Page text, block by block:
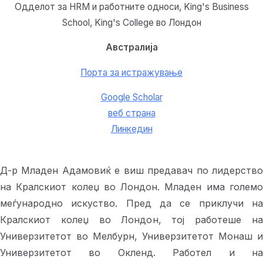
Одделот за HRM и работните односи, King's Business
School, King's College во Лондон
Австралија
Порта за истражување
Google Scholar
веб страна
Линкедин
Д-р Младен Адамовиќ е виш предавач по лидерство
на Кралскиот колеџ во Лондон. Младен има големо
меѓународно искуство. Пред да се приклучи на
Кралскиот колеџ во Лондон, тој работеше на
Универзитетот во Мелбурн, Универзитетот Монаш и
Универзитетот во Окленд. Работел и на